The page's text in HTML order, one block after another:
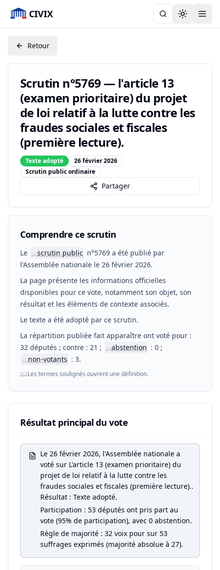
CIVIX Toggle
Retour
Scrutin n°5769 — l'article 13
(examen prioritaire) du projet
de loi relatif à la lutte contre les
fraudes sociales et fiscales
(première lecture).
Texte adopté
26 février 2026
Scrutin public ordinaire
Partager
Comprendre ce scrutin
Le 📖scrutin public n°5769 a été publié par
l'Assemblée nationale le 26 février 2026.
La page présente les informations officielles
disponibles pour ce vote, notamment son objet, son
résultat et les éléments de contexte associés.
Le texte a été adopté par ce scrutin.
La répartition publiée fait apparaître ont voté pour :
32 députés ; contre : 21 ;
📖abstention : 0 ;
📖non-votants : 3.
📖Les termes soulignés ouvrent une définition.
Résultat principal du vote
Le 26 février 2026, l'Assemblée nationale a
voté sur L'article 13 (examen prioritaire) du
projet de loi relatif à la lutte contre les
fraudes sociales et fiscales (première lecture)..
Résultat : Texte adopté.
Participation : 53 députés ont pris part au
vote (95% de participation), avec 0 abstention.
Règle de majorité : 32 voix pour sur 53
suffrages exprimés (majorité absolue à 27).